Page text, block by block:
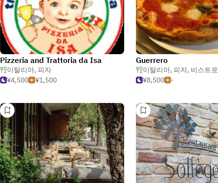
Pizzeria and Trattoria da Isa
이탈리아, 피자
¥4,500
¥1,500
Guerrero
이탈리아, 피자, 비스트로
¥8,500
-